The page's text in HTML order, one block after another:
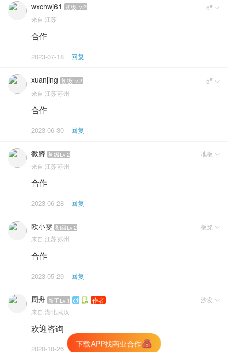
wxchwj61 初级Lv.2 6# 
来自 江苏
合作
2023-07-18 回复
xuanjing 初级Lv.2 5# 
来自 江苏苏州
合作
2023-06-30 回复
微孵 初级Lv.2 地板 
来自 江苏苏州
合作
2023-06-28 回复
欧小雯 初级Lv.2 板凳 
来自 江苏苏州
合作
2023-05-29 回复
周舟 新手Lv.1  作者 沙发 
来自 湖北武汉
欢迎咨询
2020-10-26 回复
生成朋友圈海报
下载APP找商业合作